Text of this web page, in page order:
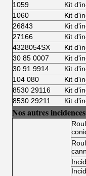
1059
Kit
1060
Kit
26843
Kit
27166
Kit
4328054SX
Kit
30 85 0007
Kit
30 91 9914
Kit
104 080
Kit
8530 29116
Kit
8530 29211
Kit
Nos autres